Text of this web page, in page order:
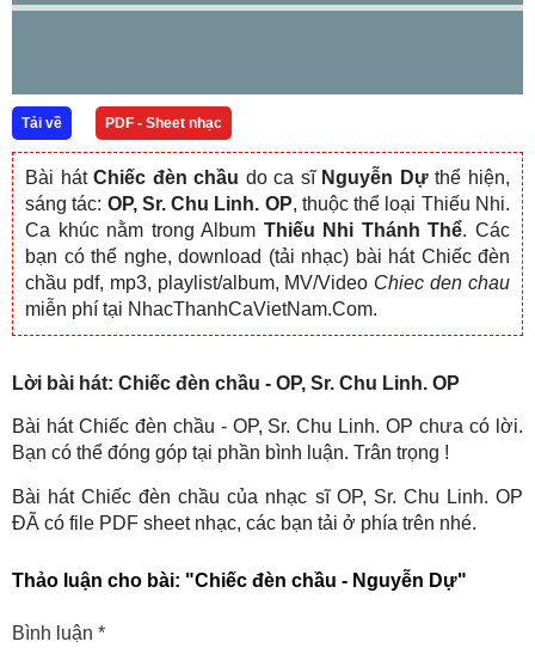
Tải về PDF - Sheet nhạc
Bài hátChiếc đèn chầu do ca sĩ Nguyễn Dựthể hiện,
sáng tác: OP, Sr. Chu Linh. OP, thuộc thể loại Thiếu Nhi.
Ca khúc nằm trong Album Thiếu Nhi Thánh Thể. Các
bạn có thể nghe, download (tải nhạc) bài hát Chiếc đèn
chầu pdf, mp3, playlist/album, MV/Video Chiec den chau
miễn phí tại NhacThanhCaVietNam.Com.
Lời bài hát: Chiếc đèn chầu - OP, Sr. Chu Linh. OP
Bài hát Chiếc đèn chầu - OP, Sr. Chu Linh. OP chưa có lời.
Bạn có thể đóng góp tại phần bình luận. Trân trọng !
Bài hát Chiếc đèn chầu của nhạc sĩ OP, Sr. Chu Linh. OP
ĐÃ có file PDF sheet nhạc, các bạn tải ở phía trên nhé.
Thảo luận cho bài: "Chiếc đèn chầu - Nguyễn Dự"
Bình luận *